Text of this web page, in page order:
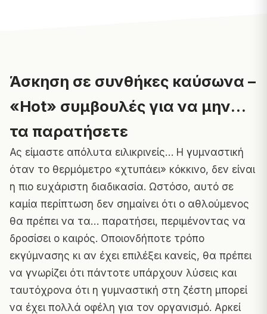
Άσκηση σε συνθήκες καύσωνα –
«Hot» συμβουλές για να μην…
τα παρατήσετε
Ας είμαστε απόλυτα ειλικρινείς… Η γυμναστική
όταν το θερμόμετρο «χτυπάει» κόκκινο, δεν είναι
η πιο ευχάριστη διαδικασία. Ωστόσο, αυτό σε
καμία περίπτωση δεν σημαίνει ότι ο αθλούμενος
θα πρέπει να τα… παρατήσει, περιμένοντας να
δροσίσει ο καιρός. Οποιονδήποτε τρόπο
εκγύμνασης κι αν έχει επιλέξει κανείς, θα πρέπει
να γνωρίζει ότι πάντοτε υπάρχουν λύσεις και
ταυτόχρονα ότι η γυμναστική στη ζέστη μπορεί
να έχει πολλά οφέλη για τον οργανισμό. Αρκεί